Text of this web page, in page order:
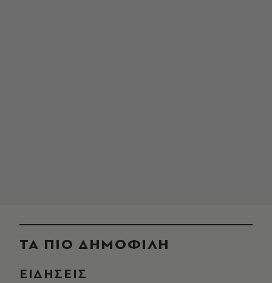
ΤΑ ΠΙΟ ΔΗΜΟΦΙΛΗ
ΕΙΔΗΣΕΙΣ